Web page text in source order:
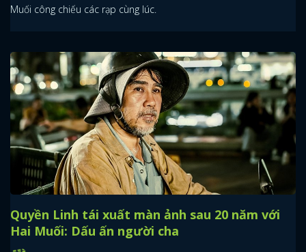
Muối công chiếu các rạp cùng lúc.
Quyền Linh tái xuất màn ảnh sau 20 năm với
Hai Muối: Dấu ấn người cha